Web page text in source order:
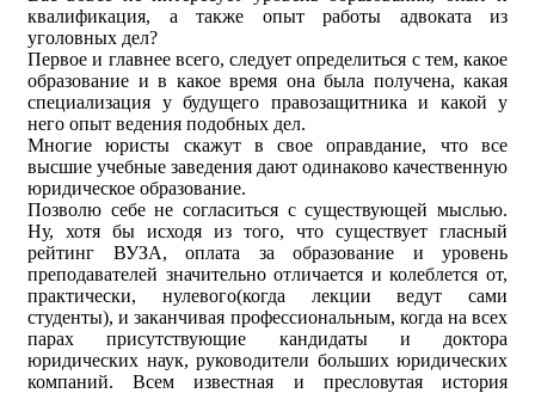
квалификация, а также опыт работы адвоката из
уголовных дел?
Первое и главнее всего, следует определиться с тем, какое
образование и в какое время она была получена, какая
специализация у будущего правозащитника и какой у
него опыт ведения подобных дел.
Многие юристы скажут в свое оправдание, что все
высшие учебные заведения дают одинаково качественную
юридическое образование.
Позволю себе не согласиться с существующей мыслью.
Ну, хотя бы исходя из того, что существует гласный
рейтинг ВУЗА, оплата за образование и уровень
преподавателей значительно отличается и колеблется от,
практически, нулевого(когда лекции ведут сами
студенты), и заканчивая профессиональным, когда на всех
парах присутствующие кандидаты и доктора
юридических наук, руководители больших юридических
компаний. Всем известная и пресловутая история